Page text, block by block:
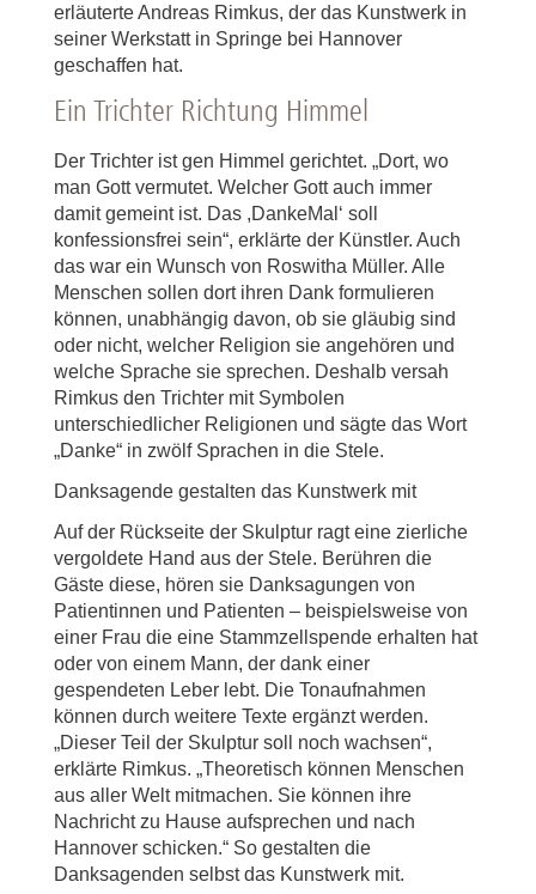
erläuterte Andreas Rimkus, der das Kunstwerk in
seiner Werkstatt in Springe bei Hannover
geschaffen hat.
Ein Trichter Richtung Himmel
Der Trichter ist gen Himmel gerichtet. „Dort, wo
man Gott vermutet. Welcher Gott auch immer
damit gemeint ist. Das ,DankeMal‘ soll
konfessionsfrei sein“, erklärte der Künstler. Auch
das war ein Wunsch von Roswitha Müller. Alle
Menschen sollen dort ihren Dank formulieren
können, unabhängig davon, ob sie gläubig sind
oder nicht, welcher Religion sie angehören und
welche Sprache sie sprechen. Deshalb versah
Rimkus den Trichter mit Symbolen
unterschiedlicher Religionen und sägte das Wort
„Danke“ in zwölf Sprachen in die Stele.
Danksagende gestalten das Kunstwerk mit
Auf der Rückseite der Skulptur ragt eine zierliche
vergoldete Hand aus der Stele. Berühren die
Gäste diese, hören sie Danksagungen von
Patientinnen und Patienten – beispielsweise von
einer Frau die eine Stammzellspende erhalten hat
oder von einem Mann, der dank einer
gespendeten Leber lebt. Die Tonaufnahmen
können durch weitere Texte ergänzt werden.
„Dieser Teil der Skulptur soll noch wachsen“,
erklärte Rimkus. „Theoretisch können Menschen
aus aller Welt mitmachen. Sie können ihre
Nachricht zu Hause aufsprechen und nach
Hannover schicken.“ So gestalten die
Danksagenden selbst das Kunstwerk mit.